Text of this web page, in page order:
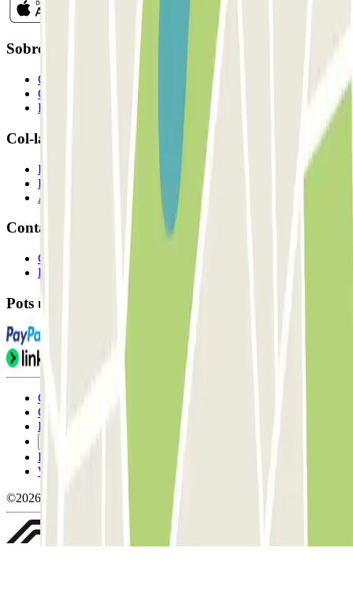
Sobre Parclick
Qui som
Com funciona?
Els nostres pàrquings
Col-laborem?
Professionals
Proveïdor de pàrquing
Afiliat
Contacte
Contacta'ns
FAQ
Pots utilitzar aquests mètodes de pagament:
Condicions d'ús i contratació
Condicions de cancel-lació
Política de cookies
Gestiona les galetes
Política de privacitat
Whistleblowing
©2026 Parclick. All rights reserved